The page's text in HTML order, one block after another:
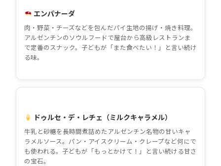
エンパナーダ
肉・野菜・チーズなどを包んだパイ生地の揚げ・焼き料理。
アルゼンチンのソウルフードで屋台から高級レストランま
で定番のスナック。子どもが「また食べたい！」と言い続け
る味。
ドゥルセ・デ・レチェ（ミルクキャラメル）
牛乳と砂糖を長時間煮詰めたアルゼンチン名物の甘いキャ
ラメルソース。パン・アイスクリーム・クレープなど何にで
も使われる。子どもが「もっとかけて！」と言い続ける甘さ
の宝石。